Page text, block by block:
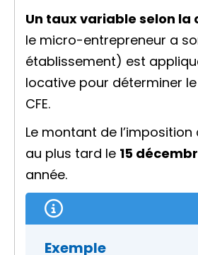
Un taux variable selon la
le micro-entrepreneur a
établissement) est
locative pour déterminer
CFE.
Le montant de
au plus tard le 15
année.
Exemple